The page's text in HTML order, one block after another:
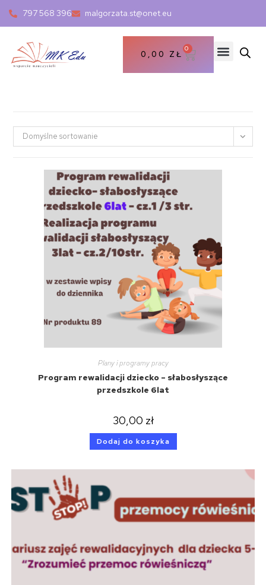
797 568 396 malgorzata.st@onet.eu
0,00 ZŁ
0
Domyślne sortowanie
Plany i programy pracy
Program rewalidacji dziecko – słabosłyszące
przedszkole 6lat
30,00 zł
Dodaj do koszyka